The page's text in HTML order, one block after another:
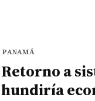
PANAMÁ
Retorno a
hundiría